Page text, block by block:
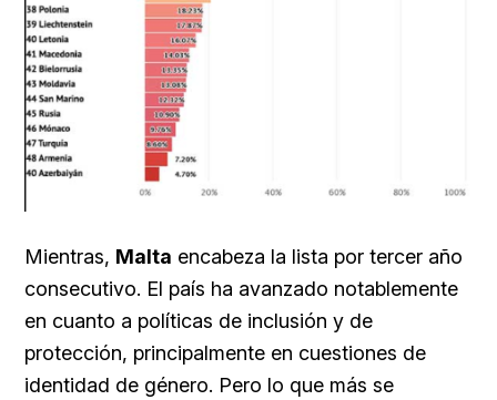
Mientras, Malta encabeza la lista por tercer año
consecutivo. El país ha avanzado notablemente
en cuanto a políticas de inclusión y de
protección, principalmente en cuestiones de
identidad de género. Pero lo que más se